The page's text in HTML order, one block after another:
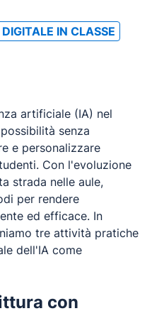
DIGITALE IN CLASSE
artificiale (IA) nel
senza
e personalizzare
Con l'evoluzione
strada nelle aule,
per rendere
ed efficace. In
tre attività pratiche
dell'IA come
con